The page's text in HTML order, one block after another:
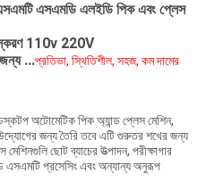
এসএমডি এলইডি পিক এবং প্লেস
110v 220V
জন্য ...প্রতিভা, স্থিতিশীল, সহজ, কম দামের
অটোমেটিক পিক অ্যান্ড প্লেস মেশিন,
উদ্যোগের জন্য তৈরি তবে এটি গুরুতর শখের জন্য
ছোট ব্যাচের উত্পাদন, পরীক্ষাগার
এসএমটি প্রসেসিং এবং অন্যান্য অনুরূপ